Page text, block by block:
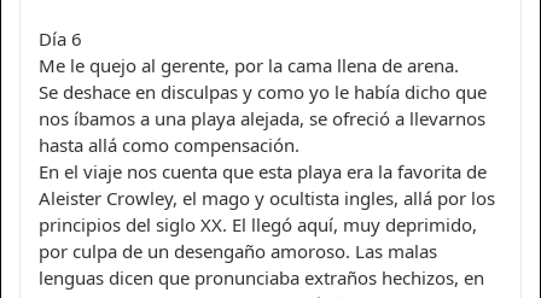
Día 6
Me le quejo al gerente, por la cama llena de arena.
Se deshace en disculpas y como yo le había dicho que
nos íbamos a una playa alejada, se ofreció a llevarnos
hasta allá como compensación.
En el viaje nos cuenta que esta playa era la favorita de
Aleister Crowley, el mago y ocultista ingles, allá por los
principios del siglo XX. El llegó aquí, muy deprimido,
por culpa de un desengaño amoroso. Las malas
lenguas dicen que pronunciaba extraños hechizos, en